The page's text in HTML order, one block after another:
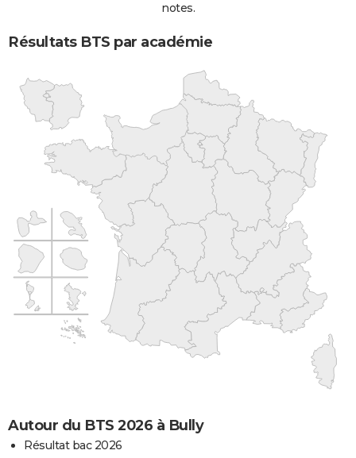
notes.
Résultats BTS par académie
Autour du BTS 2026 à Bully
Résultat bac 2026